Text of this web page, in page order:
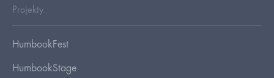
Projekty
HumbookFest
HumbookStage